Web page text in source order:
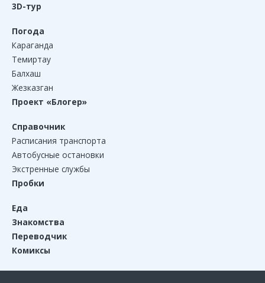
3D-тур
Погода
Караганда
Темиртау
Балхаш
Жезказган
Проект «Блогер»
Справочник
Расписания транспорта
Автобусные остановки
Экстренные службы
Пробки
Еда
Знакомства
Переводчик
Комиксы